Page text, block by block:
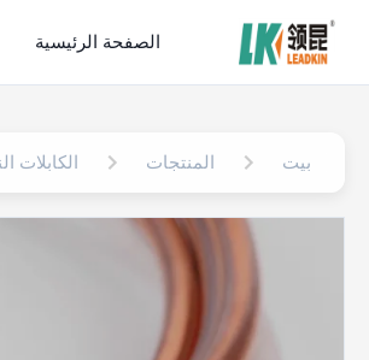
الصفحة الرئيسية
بيت المنتجات الكابلات